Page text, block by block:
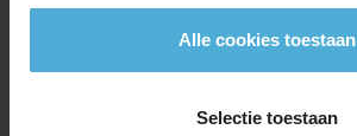
Alle cookies toestaan
Selectie toestaan
225/45R17 91W
225/45R17 94Y EXTRALOAD